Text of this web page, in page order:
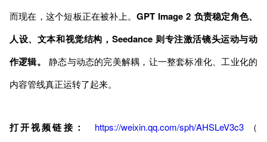
而现在，这个短板正在被补上。GPT Image 2 负责稳定角色、
人设、文本和视觉结构，Seedance 则专注激活镜头运动与动
作逻辑。静态与动态的完美解耦，让一整套标准化、工业化的
内容管线真正运转了起来。
打开视频链接： https://weixin.qq.com/sph/AHSLeV3c3
（